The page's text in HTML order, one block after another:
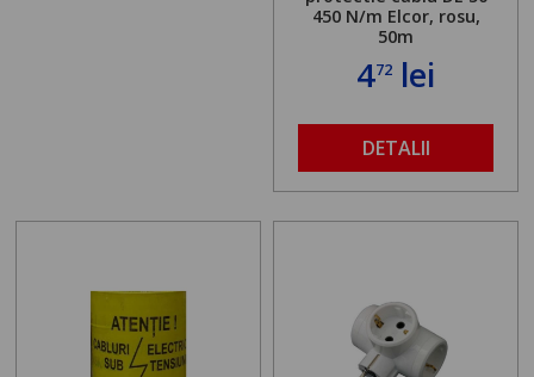
450 N/m Elcor, rosu,
50m
472 lei
DETALII